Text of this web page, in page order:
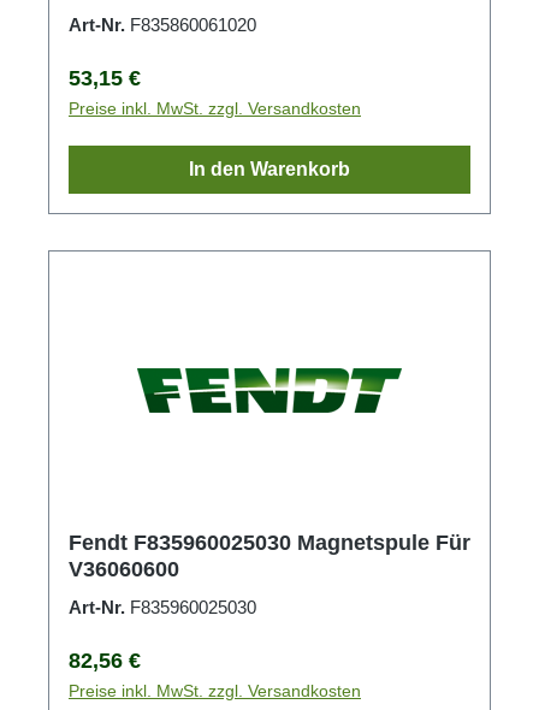
Art-Nr. F835860061020
Regulärer Preis:
53,15 €
Preise inkl. MwSt. zzgl. Versandkosten
In den Warenkorb
Fendt F835960025030 Magnetspule Für
V36060600
Art-Nr. F835960025030
Regulärer Preis:
82,56 €
Preise inkl. MwSt. zzgl. Versandkosten